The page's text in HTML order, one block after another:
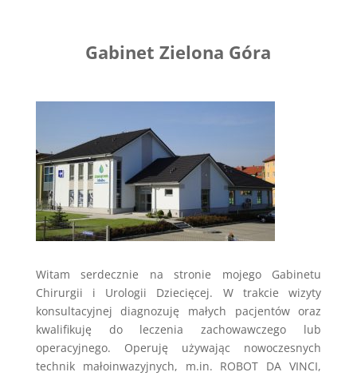
Gabinet Zielona Góra
Witam serdecznie na stronie mojego Gabinetu
Chirurgii i Urologii Dziecięcej. W trakcie wizyty
konsultacyjnej diagnozuję małych pacjentów oraz
kwalifikuję do leczenia zachowawczego lub
operacyjnego. Operuję używając nowoczesnych
technik małoinwazyjnych, m.in. ROBOT DA VINCI,